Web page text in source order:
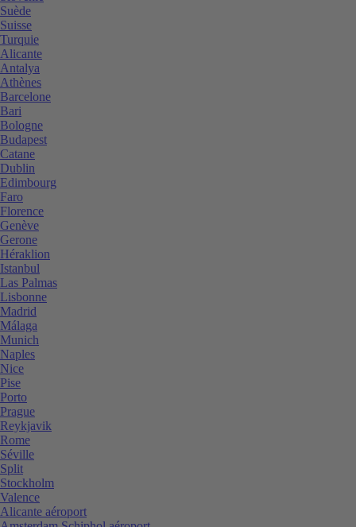
Suède
Suisse
Turquie
Alicante
Antalya
Athènes
Barcelone
Bari
Bologne
Budapest
Catane
Dublin
Edimbourg
Faro
Florence
Genève
Gerone
Héraklion
Istanbul
Las Palmas
Lisbonne
Madrid
Málaga
Munich
Naples
Nice
Pise
Porto
Prague
Reykjavik
Rome
Séville
Split
Stockholm
Valence
Alicante aéroport